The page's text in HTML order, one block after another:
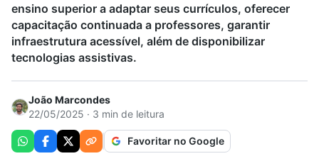
ensino superior a adaptar seus currículos, oferecer
capacitação continuada a professores, garantir
infraestrutura acessível, além de disponibilizar
tecnologias assistivas.
João Marcondes
22/05/2025 · 3 min de leitura
Favoritar no Google